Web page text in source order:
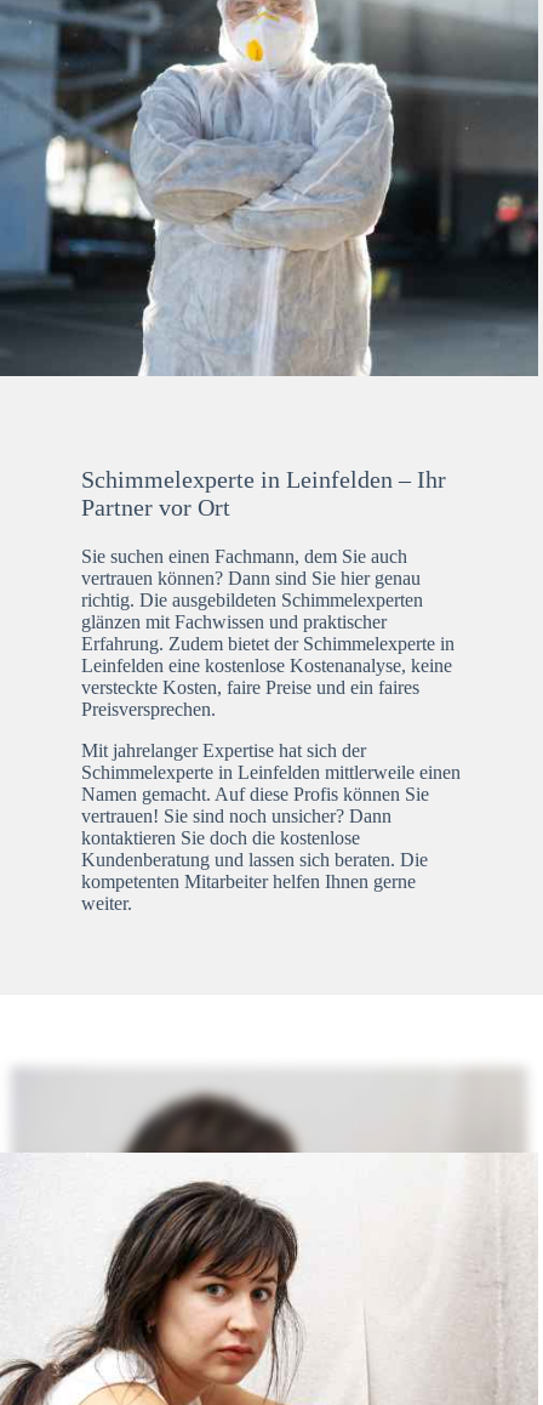
Schimmelexperte in Leinfelden – Ihr
Partner vor Ort
Sie suchen einen Fachmann, dem Sie auch
vertrauen können? Dann sind Sie hier genau
richtig. Die ausgebildeten Schimmelexperten
glänzen mit Fachwissen und praktischer
Erfahrung. Zudem bietet der Schimmelexperte in
Leinfelden eine kostenlose Kostenanalyse, keine
versteckte Kosten, faire Preise und ein faires
Preisversprechen.
Mit jahrelanger Expertise hat sich der
Schimmelexperte in Leinfelden mittlerweile einen
Namen gemacht. Auf diese Profis können Sie
vertrauen! Sie sind noch unsicher? Dann
kontaktieren Sie doch die kostenlose
Kundenberatung und lassen sich beraten. Die
kompetenten Mitarbeiter helfen Ihnen gerne
weiter.